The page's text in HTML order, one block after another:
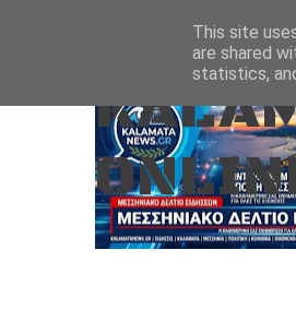
Aug 8, 2026
This site
are shared
statistics,